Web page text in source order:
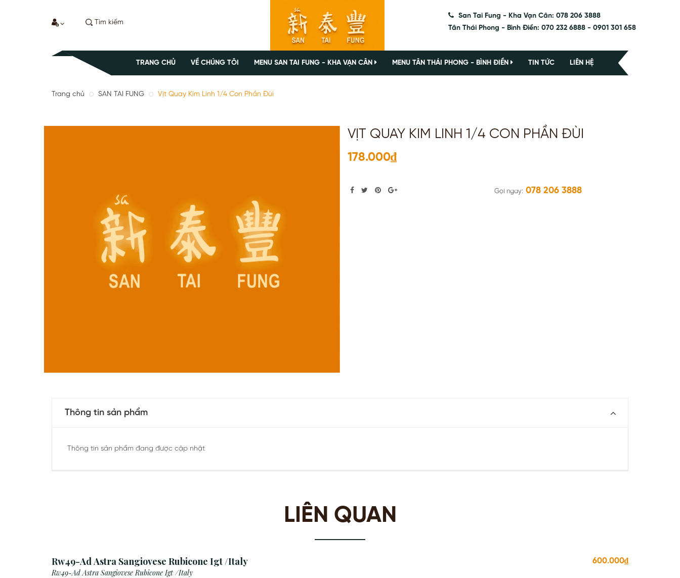
San Tai Fung - Kha Vạn Cân: 078 206 3888
Tân Thái Phong - Bình Điền: 070 232 6888 - 0901 301 658
TRANG CHỦ VỀ CHÚNG TÔI MENU SAN TAI FUNG - KHA VẠN CÂN MENU TÂN THÁI PHONG - BÌNH ĐIỀN TIN TỨC LIÊN HỆ
Trang chủ SAN TAI FUNG Vịt Quay Kim Linh 1/4 Con Phần Đùi
VỊT QUAY KIM LINH 1/4 CON PHẦN ĐÙI
178.000₫
Gọi ngay: 078 206 3888
Thông tin sản phẩm
Thông tin sản phẩm đang được cập nhật
LIÊN QUAN
Rw49-Ad Astra Sangiovese Rubicone Igt /Italy
Rw49-Ad Astra Sangiovese Rubicone Igt /Italy
600.000₫